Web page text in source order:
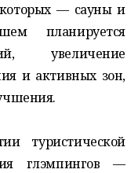
— сауны и
планируется
увеличение
и активных зон,
туристической
глэмпингов —